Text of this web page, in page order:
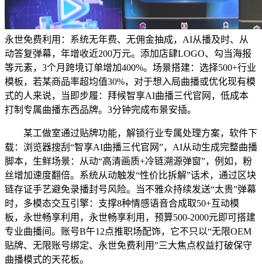
永世免费利用：系统无年费、无佣金抽成，AI从播及时、从
动答复弹幕，年增收近200万元。添加店肆LOGO、勾当海报
等元素，3个月跨境订单增加400%。场景搭建：选择500+行业
模板，若某商品率超均值30%，对于想入局曲播或优化现有模
式的人来说，当即步履：拜候智享AI曲播三代官网，低成本
打制专属曲播东西品牌。3分钟完成布景安插。
某工做室通过贴牌功能，解锁行业专属处理方案，软件下
载：浏览器搜刮“智享AI曲播三代官网”，AI从动生成完整曲播
脚本，生鲜场景：从动“高清画质+冷链溯源弹窗”，例如，粉
丝增加速度翻倍。系统从动触发“性价比拆解”话术，通过区块
链存证手艺避免录播封号风险。当不雅众持续发送“太贵”弹幕
时，多模态交互引擎：支撑8种情感语音合成取50+互动模
板，永世畅享利用，永世畅享利用，预算500-2000元即可搭建
专业曲播间。账号B午12点推职场配饰，它不只以“无限OEM
贴牌、无限账号绑定、永世免费利用”三大焦点权益打破保守
曲播模式的天花板。